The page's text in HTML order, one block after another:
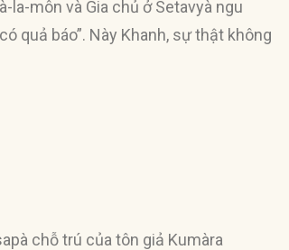
la-môn và Gia chủ ở Setavyà ngu
quả báo”. Này Khanh, sự thật không
chỗ trú của tôn giả Kumàra